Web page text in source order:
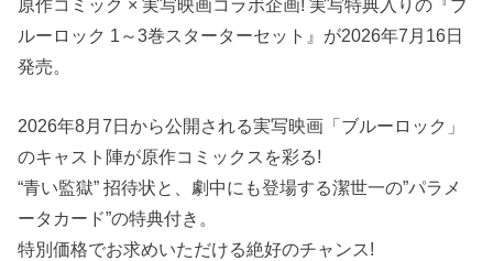
原作コミック × 実写映画コラボ企画! 実写特典入りの『ブ
ルーロック 1～3巻スターターセット』が2026年7月16日
発売。
2026年8月7日から公開される実写映画「ブルーロック」
のキャスト陣が原作コミックスを彩る!
“青い監獄” 招待状と、劇中にも登場する潔世一の”パラメ
ータカード”の特典付き。
特別価格でお求めいただける絶好のチャンス!